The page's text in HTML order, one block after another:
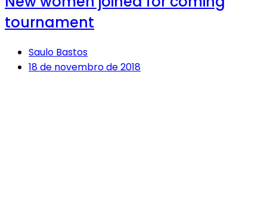
tournament
Saulo Bastos
18 de novembro de 2018